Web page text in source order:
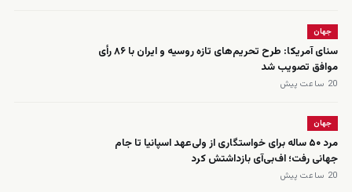
جهان
سنای آمریکا: طرح تحریم‌های تازه روسیه و ایران با ۸۶ رأی
موافق تصویب شد
20 ساعت پیش
جهان
مرد ۵۰ ساله برای خواستگاری از ولی‌عهد اسپانیا تا جام
جهانی رفت؛ اف‌بی‌آی بازداشتش کرد
20 ساعت پیش